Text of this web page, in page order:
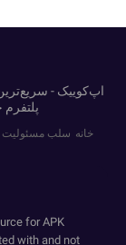
اپ‌کوییک -
خانه سلب مسئولیت
for APK
with and not